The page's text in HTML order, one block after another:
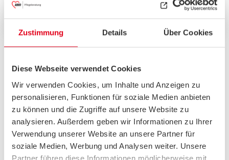
Zustimmung Details Über Cookies
Diese Webseite verwendet Cookies
Wir verwenden Cookies, um Inhalte und Anzeigen zu
personalisieren, Funktionen für soziale Medien anbieten
zu können und die Zugriffe auf unsere Website zu
analysieren. Außerdem geben wir Informationen zu Ihrer
Verwendung unserer Website an unsere Partner für
soziale Medien, Werbung und Analysen weiter. Unsere
Partner führen diese Informationen möglicherweise mit
Ganzes Informationsblatt lesen
Teilen
Drucken
Unsere Beratungswege
Zu allen Themen können Sie auch unsere anderen
Beratungsformen in Anspruch nehmen: